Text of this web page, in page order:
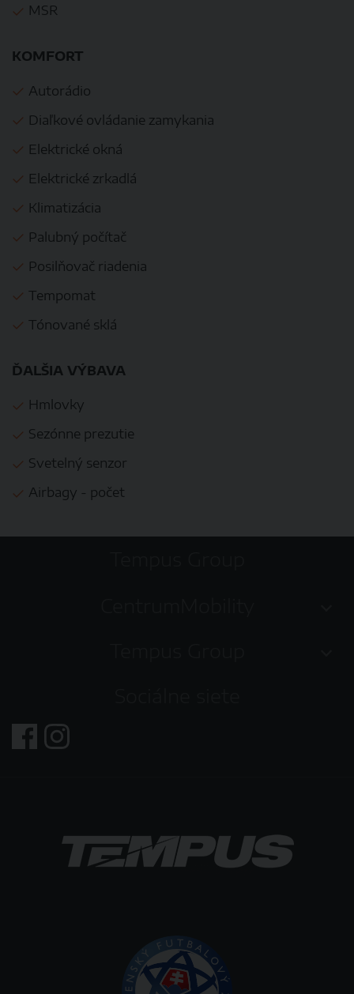
MSR
KOMFORT
Autorádio
Diaľkové ovládanie zamykania
Elektrické okná
Elektrické zrkadlá
Klimatizácia
Palubný počítač
Posilňovač riadenia
Tempomat
Tónované sklá
ĎALŠIA VÝBAVA
Hmlovky
Sezónne prezutie
Svetelný senzor
Airbagy - počet